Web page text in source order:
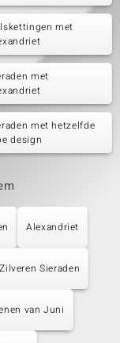
met
met
met hetzelfde
design
Alexandriet
Zilveren Sieraden
van Juni